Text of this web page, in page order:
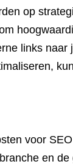
op
links
voor
en